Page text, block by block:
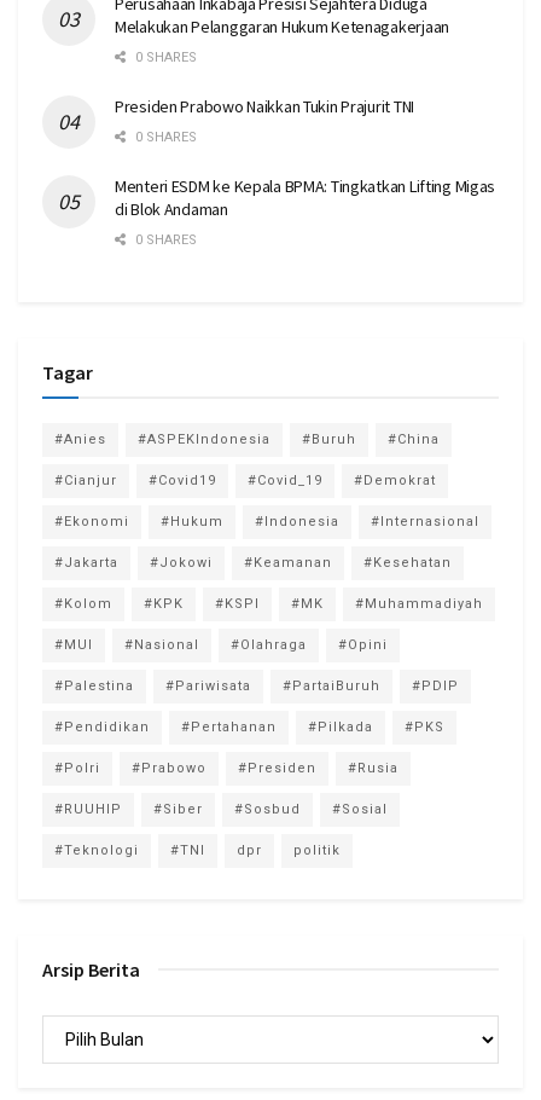
Melakukan Pelanggaran Hukum Ketenagakerjaan
0 SHARES
Presiden Prabowo Naikkan Tukin Prajurit TNI
0 SHARES
Menteri ESDM ke Kepala BPMA: Tingkatkan Lifting Migas
di Blok Andaman
0 SHARES
Tagar
#Anies #ASPEKIndonesia #Buruh #China
#Cianjur #Covid19 #Covid_19 #Demokrat
#Ekonomi #Hukum #Indonesia #Internasional
#Jakarta #Jokowi #Keamanan #Kesehatan
#Kolom #KPK #KSPI #MK #Muhammadiyah
#MUI #Nasional #Olahraga #Opini
#Palestina #Pariwisata #PartaiBuruh #PDIP
#Pendidikan #Pertahanan #Pilkada #PKS
#Polri #Prabowo #Presiden #Rusia
#RUUHIP #Siber #Sosbud #Sosial
#Teknologi #TNI dpr politik
Arsip Berita